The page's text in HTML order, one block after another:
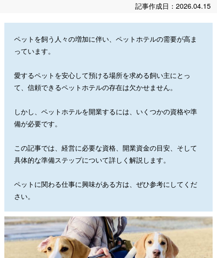
記事作成日：2026.04.15
ペットを飼う人々の増加に伴い、ペットホテルの需要が高ま
っています。
愛するペットを安心して預ける場所を求める飼い主にとっ
て、信頼できるペットホテルの存在は欠かせません。
しかし、ペットホテルを開業するには、いくつかの資格や準
備が必要です。
この記事では、経営に必要な資格、開業資金の目安、そして
具体的な準備ステップについて詳しく解説します。
ペットに関わる仕事に興味がある方は、ぜひ参考にしてくだ
さい。